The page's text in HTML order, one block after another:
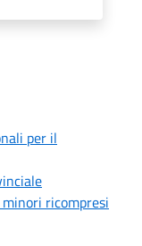
per il
ricompresi